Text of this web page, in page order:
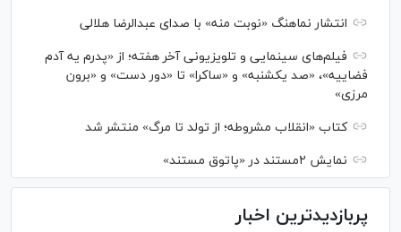
انتشار نماهنگ «نوبت منه» با صدای عبدالرضا هلالی
فیلم‌های سینمایی و تلویزیونی آخر هفته؛ از «پدرم یه آدم
فضاییه»، «صد یکشنبه» و «ساکرا» تا «دور دست» و «برون
مرزی»
کتاب «انقلاب مشروطه؛ از تولد تا مرگ» منتشر شد
نمایش ۲مستند در «پاتوق مستند»
پربازدیدترین اخبار